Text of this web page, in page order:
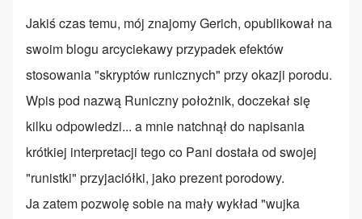
Jakiś czas temu, mój znajomy Gerich, opublikował na
swoim blogu arcyciekawy przypadek efektów
stosowania "skryptów runicznych" przy okazji porodu.
Wpis pod nazwą Runiczny położnik, doczekał się
kilku odpowiedzi... a mnie natchnął do napisania
krótkiej interpretacji tego co Pani dostała od swojej
"runistki" przyjaciółki, jako prezent porodowy.
Ja zatem pozwolę sobie na mały wykład "wujka